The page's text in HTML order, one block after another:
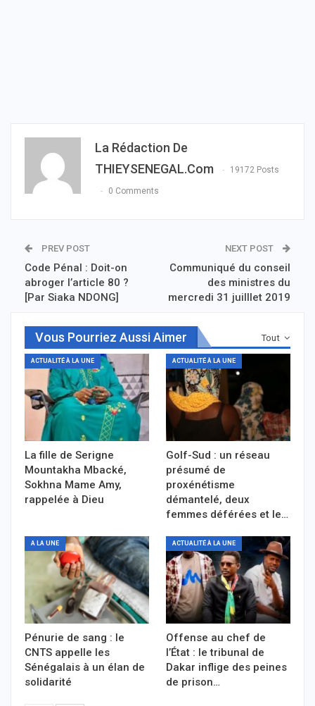
La Rédaction De
THIEYSENEGAL.com
19172 Posts
0 Comments
PREV POST
Code Pénal : Doit-on
abroger l’article 80 ?
[Par Siaka NDONG]
NEXT POST
Communiqué du conseil
des ministres du
mercredi 31 juilllet 2019
Tout
Vous Pourriez Aussi Aimer
ACTUALITÉ À LA UNE
La fille de Serigne
Mountakha Mbacké,
Sokhna Mame Amy,
rappelée à Dieu
ACTUALITÉ À LA UNE
Golf-Sud : un réseau
présumé de
proxénétisme
démantelé, deux
femmes déférées et le…
A LA UNE
Pénurie de sang : le
CNTS appelle les
Sénégalais à un élan de
solidarité
ACTUALITÉ À LA UNE
Offense au chef de
l’État : le tribunal de
Dakar inflige des peines
de prison…